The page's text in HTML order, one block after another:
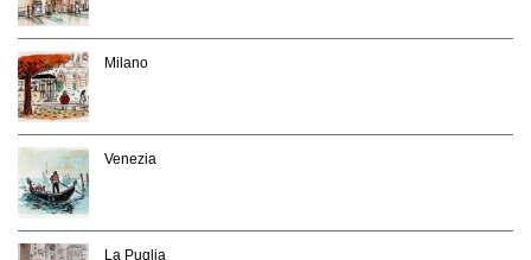
Milano
Venezia
La Puglia